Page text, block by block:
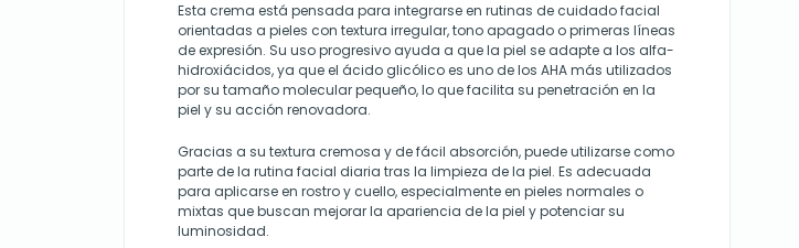
Esta crema está pensada para integrarse en rutinas de cuidado facial
orientadas a pieles con textura irregular, tono apagado o primeras líneas
de expresión. Su uso progresivo ayuda a que la piel se adapte a los alfa-
hidroxiácidos, ya que el ácido glicólico es uno de los AHA más utilizados
por su tamaño molecular pequeño, lo que facilita su penetración en la
piel y su acción renovadora.
Gracias a su textura cremosa y de fácil absorción, puede utilizarse como
parte de la rutina facial diaria tras la limpieza de la piel. Es adecuada
para aplicarse en rostro y cuello, especialmente en pieles normales o
mixtas que buscan mejorar la apariencia de la piel y potenciar su
luminosidad.